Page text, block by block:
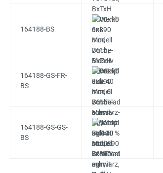
164188-BS
164188-GS-FR-
BS
164188-GS-GS-
BS